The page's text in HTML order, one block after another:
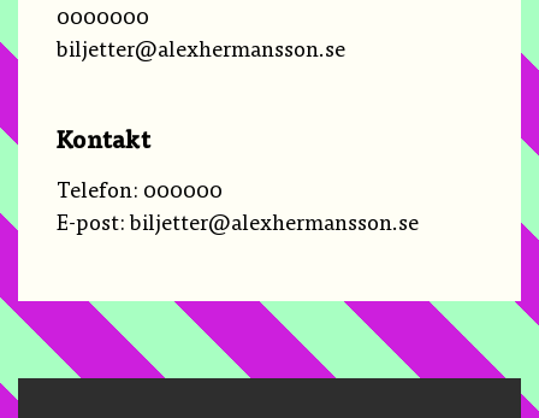
0000000
biljetter@alexhermansson.se
Kontakt
Telefon: 000000
E-post: biljetter@alexhermansson.se